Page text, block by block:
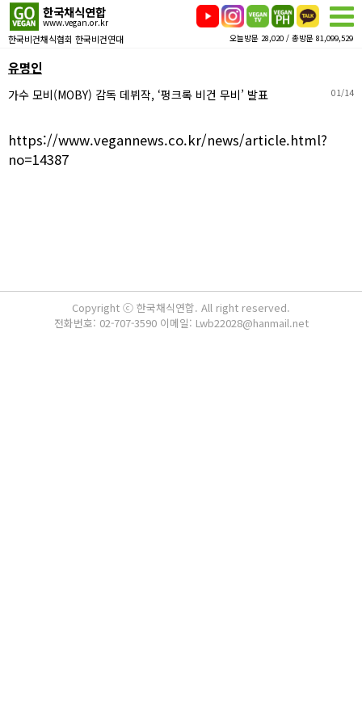
한국채식연합
www.vegan.or.kr
한국비건채식협회 한국비건연대 오늘방문 28,020 / 총방문 81,099,529
유명인
가수 모비(MOBY) 감독 데뷔작, ‘펑크록 비건 무비’ 발표 01/14
https://www.vegannews.co.kr/news/article.html?
no=14387
Copyright ⓒ 한국채식연합. All right reserved.
전화번호: 02-707-3590 이메일: Lwb22028@hanmail.net